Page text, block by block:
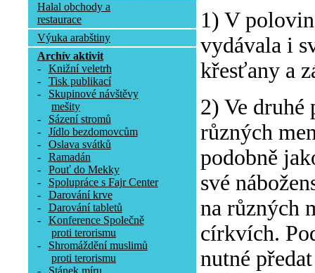
Halal obchody a
restaurace
Výuka arabštiny
Archív aktivit
-
Knižní veletrh
-
Tisk publikací
-
Skupinové návštěvy
mešity
-
Sázení stromů
-
Jídlo bezdomovcům
-
Oslava svátků
-
Ramadán
-
Pouť do Mekky
-
Spolupráce s Fajr Center
-
Darování krve
-
Darování tabletů
-
Konference Společně
proti terorismu
-
Shromáždění muslimů
proti terorismu
1) V
vydávala i
křesťany a
2) Ve druhé
různých
podobně
své
na různých
církvích.
nutné